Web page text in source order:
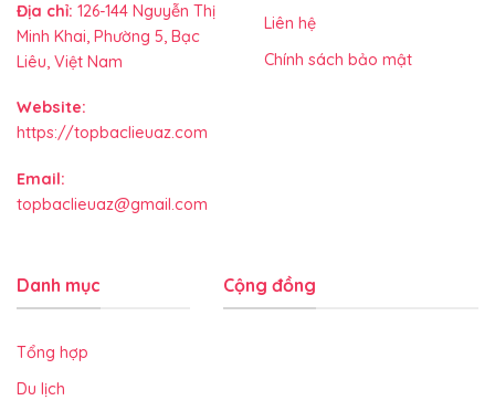
Địa chỉ: 126-144 Nguyễn Thị
Minh Khai, Phường 5, Bạc
Liêu, Việt Nam
Website:
https://topbaclieuaz.com
Email:
topbaclieuaz@gmail.com
Liên hệ
Chính sách bảo mật
Danh mục
Tổng hợp
Du lịch
Cộng đồng